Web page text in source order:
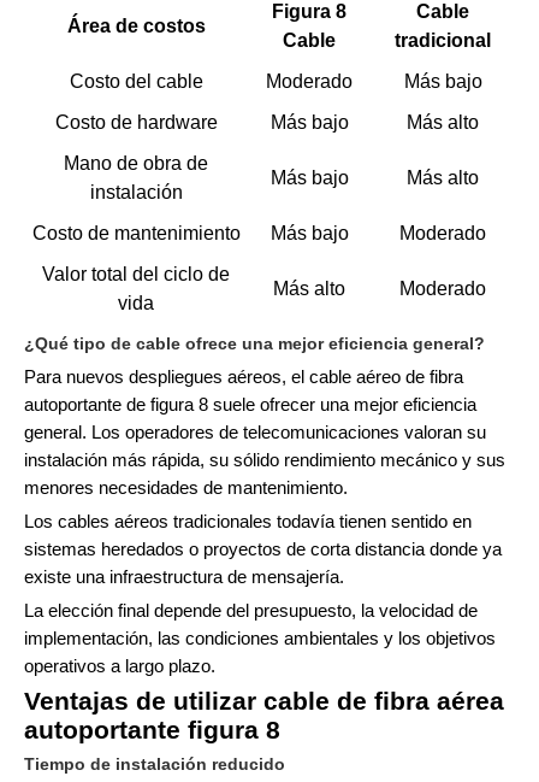
Área de costos
Figura 8
Cable
Cable
tradicional
Costo del cable
Moderado
Más bajo
Costo de hardware
Más bajo
Más alto
Mano de obra de
instalación
Más bajo Más alto
Costo de mantenimiento Más bajo
Moderado
Valor total del ciclo de
vida
Más alto Moderado
¿Qué tipo de cable ofrece una mejor eficiencia general?
Para nuevos despliegues aéreos, el cable aéreo de fibra
autoportante de figura 8 suele ofrecer una mejor eficiencia
general. Los operadores de telecomunicaciones valoran su
instalación más rápida, su sólido rendimiento mecánico y sus
menores necesidades de mantenimiento.
Los cables aéreos tradicionales todavía tienen sentido en
sistemas heredados o proyectos de corta distancia donde ya
existe una infraestructura de mensajería.
La elección final depende del presupuesto, la velocidad de
implementación, las condiciones ambientales y los objetivos
operativos a largo plazo.
Ventajas de utilizar cable de fibra aérea
autoportante figura 8
Tiempo de instalación reducido